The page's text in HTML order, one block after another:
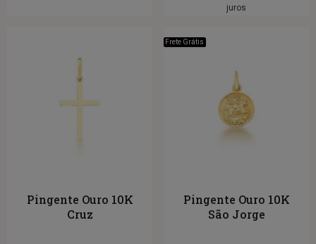
juros
Pingente Ouro 10K
Cruz
Frete Grátis
Pingente Ouro 10K
São Jorge